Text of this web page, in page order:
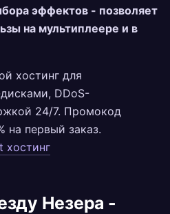
эффектов - позволяет
на мультиплеере и в
хостинг для
DDoS-
24/7. Промокод
на первый заказ.
хостинг
Незера -